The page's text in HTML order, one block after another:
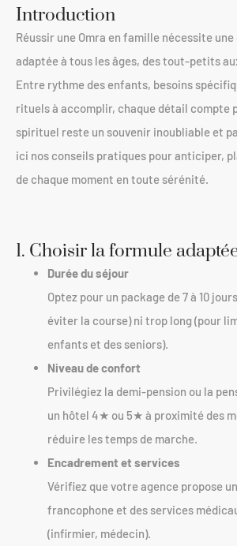
Introduction
Réussir une Omra en famille nécessite
adaptée à tous les âges, des tout-petits
Entre rythme des enfants, besoins
rituels à accomplir, chaque détail compte
spirituel reste un souvenir inoubliable et
ici nos conseils pratiques pour anticiper,
de chaque moment en toute sérénité.
1. Choisir la formule
Durée du séjour
Optez pour un package de 7 à 10
éviter la course) ni trop long (pour
enfants et des seniors).
Niveau de confort
Privilégiez la demi-pension ou la
un hôtel 4★ ou 5★ à proximité des
réduire les temps de marche.
Encadrement et services
Vérifiez que votre agence propose
francophone et des services
(infirmier, médecin).